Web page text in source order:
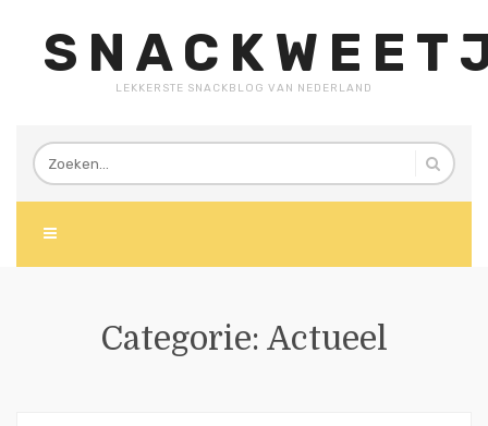
LEKKERSTE SNACKBLOG VAN NEDERLAND
Categorie: Actueel